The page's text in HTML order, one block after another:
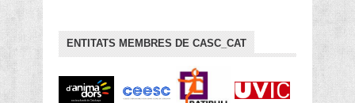
ENTITATS MEMBRES DE CASC_CAT